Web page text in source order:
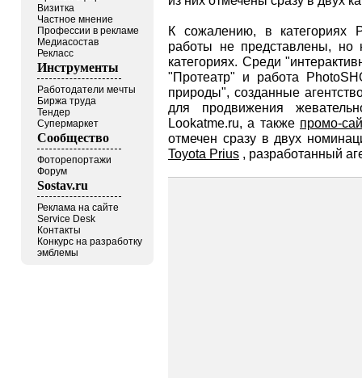
Визитка
Частное мнение
Профессии в рекламе
Медиасостав
Рекласс
Инструменты
Работодатели мечты
Биржа труда
Тендер
Супермаркет
Сообщество
Фоторепортажи
Форум
Sostav.ru
Реклама на сайте
Service Desk
Контакты
Конкурс на разработку
эмблемы
К сожалению, в категориях
работы не представлены, но
категориях. Среди
"Протеатр" и работа
природы", созданные
для продвижения
Lookatme.ru, а также промо-
отмечен сразу в двух
Toyota Prius , разработанный